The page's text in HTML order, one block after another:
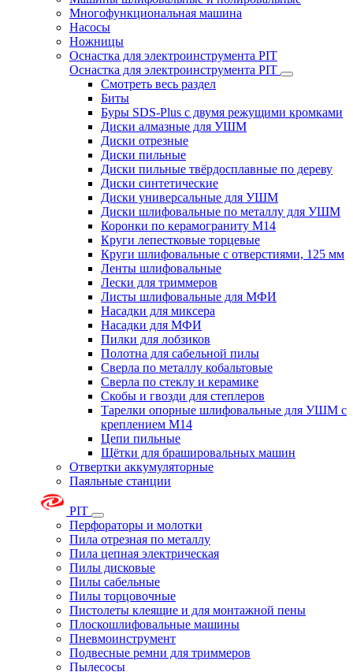
Многофункциональная машина
Насосы
Ножницы
Оснастка для электроинструмента PIT
Оснастка для электроинструмента PIT
Смотреть весь раздел
Биты
Буры SDS-Plus c двумя режущими кромками
Диски алмазные для УШМ
Диски отрезные
Диски пильные
Диски пильные твёрдосплавные по дереву
Диски синтетические
Диски универсальные для УШМ
Диски шлифовальные по металлу для УШМ
Коронки по керамограниту M14
Круги лепестковые торцевые
Круги шлифовальные с отверстиями, 125 мм
Ленты шлифовальные
Лески для триммеров
Листы шлифовальные для МФИ
Насадки для миксера
Насадки для МФИ
Пилки для лобзиков
Полотна для сабельной пилы
Сверла по металлу кобальтовые
Сверла по стеклу и керамике
Скобы и гвозди для степлеров
Тарелки опорные шлифовальные для УШМ с
креплением М14
Цепи пильные
Щётки для брашировальных машин
Отвертки аккумуляторные
Паяльные станции
PIT
Перфораторы и молотки
Пила отрезная по металлу
Пила цепная электрическая
Пилы дисковые
Пилы сабельные
Пилы торцовочные
Пистолеты клеящие и для монтажной пены
Плоскошлифовальные машины
Пневмоинструмент
Подвесные ремни для триммеров
Пылесосы